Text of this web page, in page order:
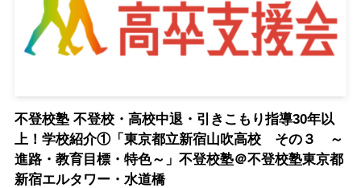
不登校塾 不登校・高校中退・引きこもり指導30年以
上！学校紹介①「東京都立新宿山吹高校 その３ ～
進路・教育目標・特色～」不登校塾＠不登校塾東京都
新宿エルタワー・水道橋